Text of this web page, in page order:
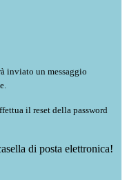
inviato un messaggio
il reset della password
di posta elettronica!